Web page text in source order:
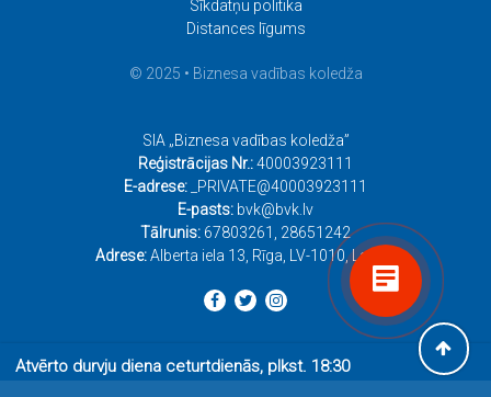
Sīkdatņu politika
Distances līgums
© 2025 • Biznesa vadības koledža
SIA „Biznesa vadības koledža”
Reģistrācijas Nr.:40003923111
E-adrese: _PRIVATE@40003923111
E-pasts: bvk@bvk.lv
Tālrunis: 67803261
28651242
Adrese:Alberta iela 13, Rīga, LV-1010, Latvija
Atvērto durvju diena ceturtdienās, plkst. 18:30